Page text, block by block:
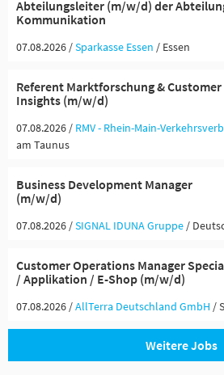
Abteilungsleiter (m/w/d) der
Kommunikation
07.08.2026 /Sparkasse Essen / Essen
Referent Marktforschung & Customer
Insights (m/w/d)
07.08.2026 / RMV - Rhein-Main-
am Taunus
Business Development Manager
(m/w/d)
07.08.2026 /SIGNAL IDUNA Gruppe /
Customer Operations Manager
/ Applikation / E-Shop (m/w/d)
07.08.2026 /AllTerra Deutschland GmbH /
Weitere Jobs